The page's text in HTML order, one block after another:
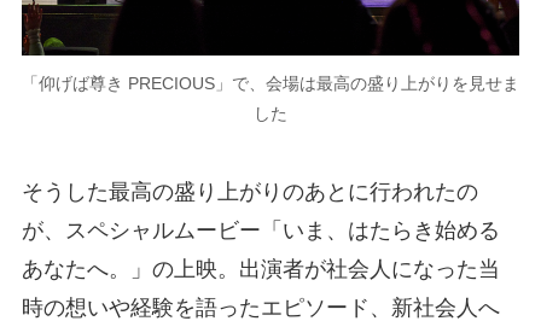
「仰げば尊き PRECIOUS」で、会場は最高の盛り上がりを見せま
した
そうした最高の盛り上がりのあとに行われたの
が、スペシャルムービー「いま、はたらき始める
あなたへ。」の上映。出演者が社会人になった当
時の想いや経験を語ったエピソード、新社会人へ